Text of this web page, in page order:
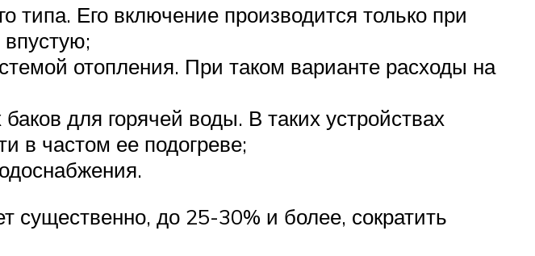
типа. Его включение производится только при
отопления. При таком варианте расходы на
для горячей воды. В таких устройствах
в частом ее подогреве;
существенно, до 25-30% и более, сократить